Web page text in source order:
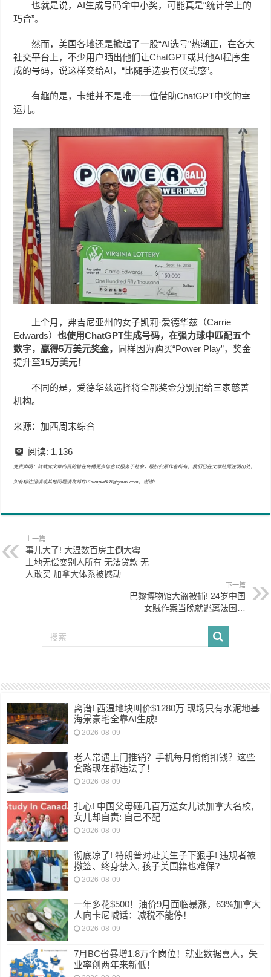
也就是说，AI生成号码命中小奖，可能真是“统计学上的
巧合”。
然而，美国各地还是掀起了一股“AI选号”热潮正，在各大
社交平台上，不少用户晒出他们让ChatGPT或其他AI程序生
成的号码，说这样交给AI，“比随手选要有仪式感”。
有趣的是，卡维并不是唯一一位借助ChatGPT中奖的幸
运儿。
上个月，弗吉尼亚州的女子凯莉·爱德华兹（Carrie
Edwards）也使用ChatGPT生成号码，在强力球中匹配五个
数字，赢得5万美元奖金，
同样因为购买“Power Play”，奖金
提升至15万美元！
不同的是，爱德华兹选择将全部奖金分别捐给三家慈善
机构。
来源：加西周末综合
阅读: 1,136
免责声明：转载此文章的目的旨在传播更多信息以服务于社会，版权归原作者所有，我们已在文章结尾注明出处，
如有标注错误或其他问题请发邮件01simple888@gmail.com，谢谢！
上一篇
事儿大了! 大温数百房主倒大霉
土地无偿变别人所有 无法贷款 无
人敢买 加拿大体系被撼动
下一篇
巴黎博物馆大盗被捕! 24岁中国
女贼作案当晚就逃离法国…
离谱! 西温地块叫价$1280万 现场只有水泥地基
海景豪宅全靠AI生成!
2026-08-09
老人常遇上门推销？手机每月偷偷扣钱？这些
套路现在都违法了！
2026-08-09
扎心! 中国父母砸几百万送女儿读加拿大名校,
女儿却自责: 自己不配
2026-08-09
彻底凉了! 特朗普对赴美生子下狠手! 违规者被
撤签、终身禁入, 孩子美国籍也难保?
2026-08-09
一年多花$500！油价9月面临暴涨，63%加拿大
人向卡尼喊话：减税不能停！
2026-08-09
7月BC省暴增1.8万个岗位！就业数据喜人，失
业率创两年来新低！